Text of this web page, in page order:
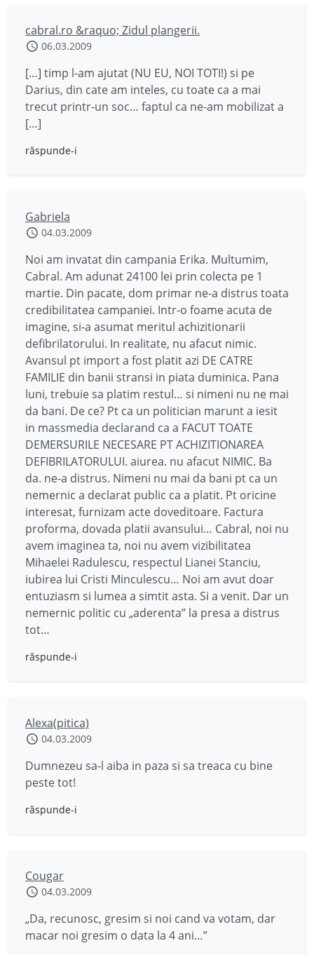
cabral.ro &raquo; Zidul plangerii.
06.03.2009
[…] timp l-am ajutat (NU EU, NOI TOTI!) si pe
Darius, din cate am inteles, cu toate ca a mai
trecut printr-un soc… faptul ca ne-am mobilizat a
[…]
răspunde-i
Gabriela
04.03.2009
Noi am invatat din campania Erika. Multumim,
Cabral. Am adunat 24100 lei prin colecta pe 1
martie. Din pacate, dom primar ne-a distrus toata
credibilitatea campaniei. Intr-o foame acuta de
imagine, si-a asumat meritul achizitionarii
defibrilatorului. In realitate, nu afacut nimic.
Avansul pt import a fost platit azi DE CATRE
FAMILIE din banii stransi in piata duminica. Pana
luni, trebuie sa platim restul… si nimeni nu ne mai
da bani. De ce? Pt ca un politician marunt a iesit
in massmedia declarand ca a FACUT TOATE
DEMERSURILE NECESARE PT ACHIZITIONAREA
DEFIBRILATORULUI. aiurea. nu afacut NIMIC. Ba
da. ne-a distrus. Nimeni nu mai da bani pt ca un
nemernic a declarat public ca a platit. Pt oricine
interesat, furnizam acte doveditoare. Factura
proforma, dovada platii avansului… Cabral, noi nu
avem imaginea ta, noi nu avem vizibilitatea
Mihaelei Radulescu, respectul Lianei Stanciu,
iubirea lui Cristi Minculescu… Noi am avut doar
entuziasm si lumea a simtit asta. Si a venit. Dar un
nemernic politic cu „aderenta” la presa a distrus
tot…
răspunde-i
Alexa(pitica)
04.03.2009
Dumnezeu sa-l aiba in paza si sa treaca cu bine
peste tot!
răspunde-i
Cougar
04.03.2009
„Da, recunosc, gresim si noi cand va votam, dar
macar noi gresim o data la 4 ani…”